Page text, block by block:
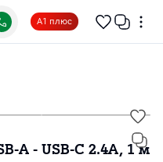
А1 плюс
A - USB-C 2.4A, 1 м